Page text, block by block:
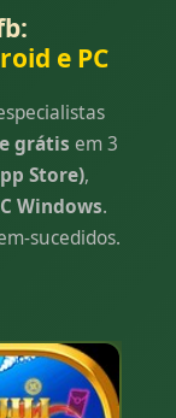
e PC
grátis em 3
Store),
Windows.
sucedidos.